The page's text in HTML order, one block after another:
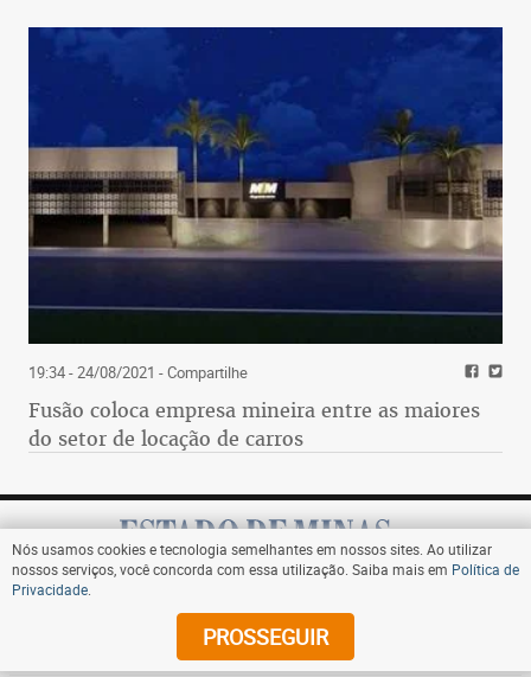
19:34 - 24/08/2021 - Compartilhe
Fusão coloca empresa mineira entre as maiores
do setor de locação de carros
Assine
Nós usamos cookies e tecnologia semelhantes em nossos sites. Ao utilizar
nossos serviços, você concorda com essa utilização. Saiba mais em Política de
Privacidade
PROSSEGUIR